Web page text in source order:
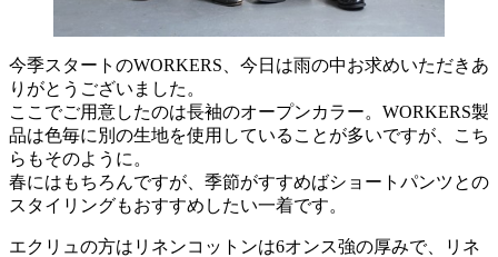
今季スタートのWORKERS、今日は雨の中お求めいただきあ
りがとうございました。
ここでご用意したのは長袖のオープンカラー。WORKERS製
品は色毎に別の生地を使用していることが多いですが、こち
らもそのように。
春にはもちろんですが、季節がすすめばショートパンツとの
スタイリングもおすすめしたい一着です。
エクリュの方はリネンコットンは6オンス強の厚みで、リネ